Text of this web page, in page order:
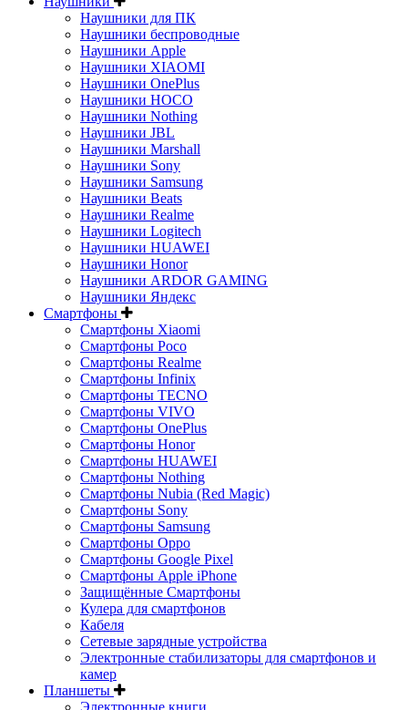
Наушники для ПК
Наушники беспроводные
Наушники Apple
Наушники XIAOMI
Наушники OnePlus
Наушники HOCO
Наушники Nothing
Наушники JBL
Наушники Marshall
Наушники Sony
Наушники Samsung
Наушники Beats
Наушники Realme
Наушники Logitech
Наушники HUAWEI
Наушники Honor
Наушники ARDOR GAMING
Наушники Яндекс
Смартфоны
Смартфоны Xiaomi
Смартфоны Poco
Смартфоны Realme
Смартфоны Infinix
Смартфоны TECNO
Смартфоны VIVO
Смартфоны OnePlus
Смартфоны Honor
Смартфоны HUAWEI
Смартфоны Nothing
Смартфоны Nubia (Red Magic)
Смартфоны Sony
Смартфоны Samsung
Смартфоны Oppo
Смартфоны Google Pixel
Смартфоны Apple iPhone
Защищённые Смартфоны
Кулера для смартфонов
Кабеля
Сетевые зарядные устройства
Электронные стабилизаторы для смартфонов и
камер
Планшеты
Электронные книги